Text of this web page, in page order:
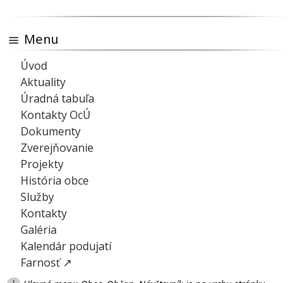
Menu
Úvod
Aktuality
Úradná tabuľa
Kontakty OcÚ
Dokumenty
Zverejňovanie
Projekty
História obce
Služby
Kontakty
Galéria
Kalendár podujatí
Farnosť ↗